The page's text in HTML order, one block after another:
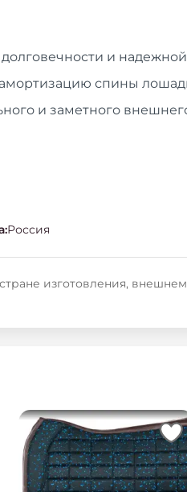
и
спины
и заметного
:Россия
изготовления,